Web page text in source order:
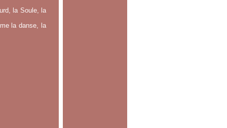
la Soule, la
la danse, la